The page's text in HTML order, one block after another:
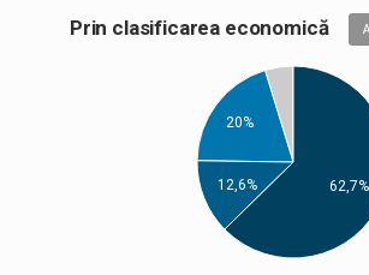
Prin clasificarea economică
20%
12,6% 62,7%